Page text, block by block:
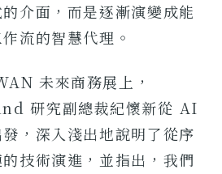
介面，而是逐漸演變成能
流的智慧代理。
未來商務展上，
研究副總裁紀懷新從 AI
，深入淺出地說明了從序
技術演進，並指出，我們